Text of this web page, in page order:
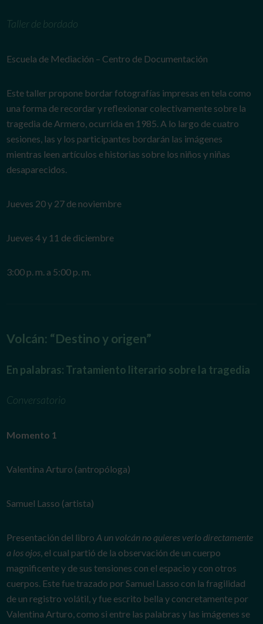
Taller de bordado
Escuela de Mediación – Centro de Documentación
Este taller propone bordar fotografías impresas en tela como
una forma de recordar y reflexionar colectivamente sobre la
tragedia de Armero, ocurrida en 1985. A lo largo de cuatro
sesiones, las y los participantes bordarán las imágenes
mientras leen artículos e historias sobre los niños y niñas
desaparecidos.
Jueves 20 y 27 de noviembre
Jueves 4 y 11 de diciembre
3:00 p. m. a 5:00 p. m.
Volcán: “Destino y origen”
En palabras: Tratamiento literario sobre la tragedia
Conversatorio
Momento 1
Valentina Arturo (antropóloga)
Samuel Lasso (artista)
Presentación del libro A un volcán no quieres verlo directamente
a los ojos, el cual partió de la observación de un cuerpo
magnificente y de sus tensiones con el espacio y con otros
cuerpos. Este fue trazado por Samuel Lasso con la fragilidad
de un registro volátil, y fue escrito bella y concretamente por
Valentina Arturo, como si entre las palabras y las imágenes se